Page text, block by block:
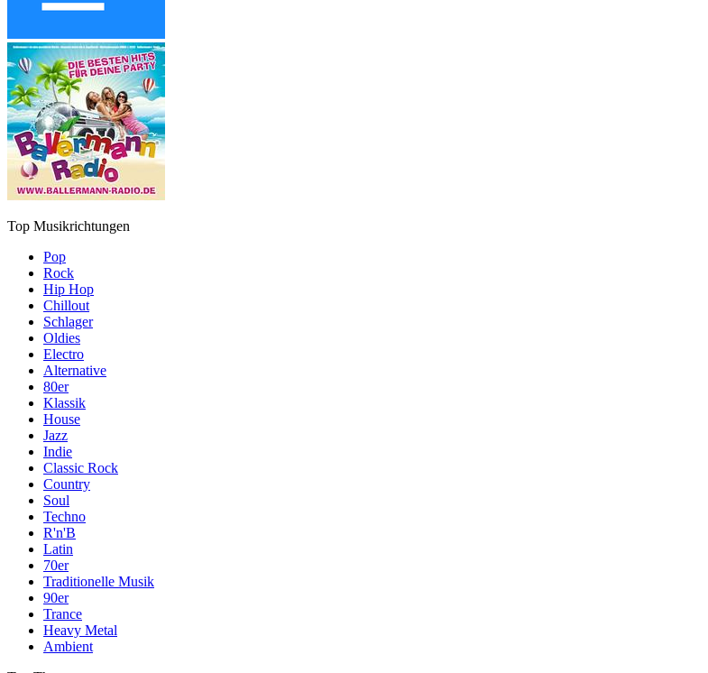
Top Musikrichtungen
Pop
Rock
Hip Hop
Chillout
Schlager
Oldies
Electro
Alternative
80er
Klassik
House
Jazz
Indie
Classic Rock
Country
Soul
Techno
R'n'B
Latin
70er
Traditionelle Musik
90er
Trance
Heavy Metal
Ambient